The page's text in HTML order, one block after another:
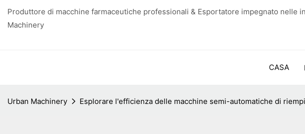
Produttore di macchine farmaceutiche professionali & Esportatore impegnato nelle
Machinery
CASA
Urban Machinery Esplorare l'efficienza delle macchine semi-automatiche di